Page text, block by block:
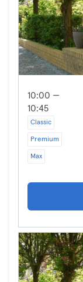
10:00 —
10:45
Classic
Premium
Max